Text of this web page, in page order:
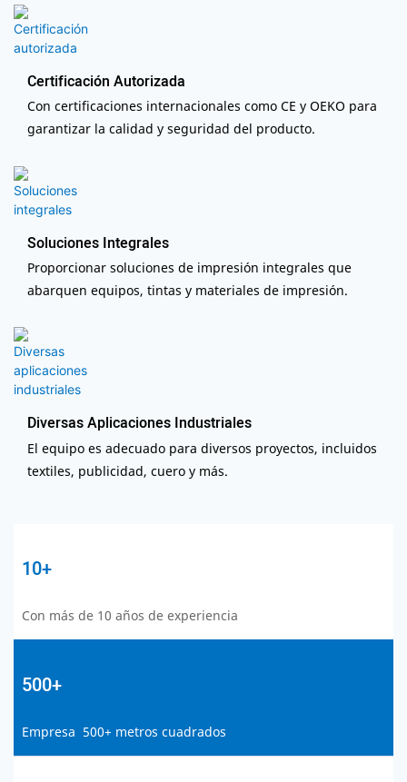
Certificación Autorizada
Con certificaciones internacionales como CE y OEKO para
garantizar la calidad y seguridad del producto.
Soluciones Integrales
Proporcionar soluciones de impresión integrales que
abarquen equipos, tintas y materiales de impresión.
Diversas Aplicaciones Industriales
El equipo es adecuado para diversos proyectos, incluidos
textiles, publicidad, cuero y más.
10+
Con más de 10 años de experiencia
500+
Empresa 500+ metros cuadrados